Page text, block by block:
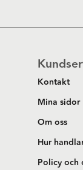
Kontakt
Mina sidor
Om oss
Hur
Policy och